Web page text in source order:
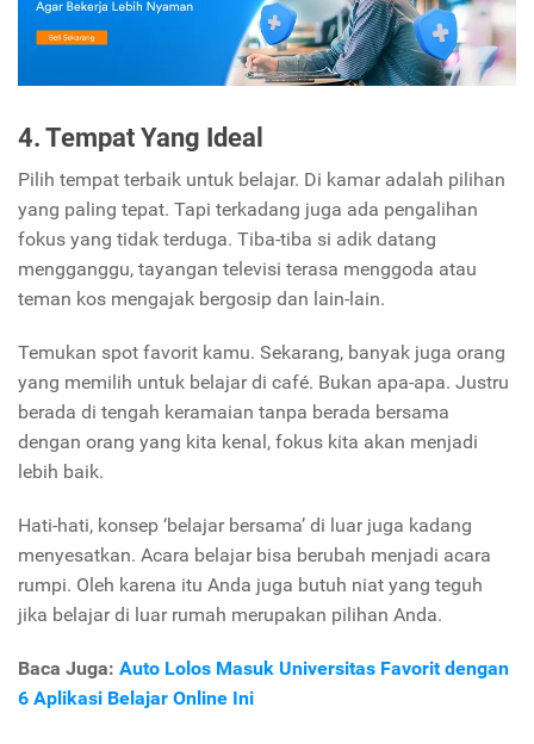
4. Tempat Yang Ideal
Pilih tempat terbaik untuk belajar. Di kamar adalah pilihan
yang paling tepat. Tapi terkadang juga ada pengalihan
fokus yang tidak terduga. Tiba-tiba si adik datang
mengganggu, tayangan televisi terasa menggoda atau
teman kos mengajak bergosip dan lain-lain.
Temukan spot favorit kamu. Sekarang, banyak juga orang
yang memilih untuk belajar di café. Bukan apa-apa. Justru
berada di tengah keramaian tanpa berada bersama
dengan orang yang kita kenal, fokus kita akan menjadi
lebih baik.
Hati-hati, konsep ‘belajar bersama’ di luar juga kadang
menyesatkan. Acara belajar bisa berubah menjadi acara
rumpi. Oleh karena itu Anda juga butuh niat yang teguh
jika belajar di luar rumah merupakan pilihan Anda.
Baca Juga: Auto Lolos Masuk Universitas Favorit dengan
6 Aplikasi Belajar Online Ini